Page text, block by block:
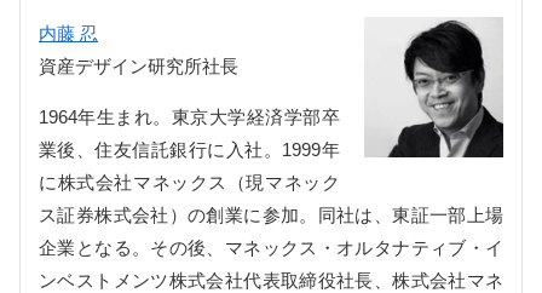
内藤 忍
資産デザイン研究所社長
1964年生まれ。東京大学経済学部卒
業後、住友信託銀行に入社。1999年
に株式会社マネックス（現マネック
ス証券株式会社）の創業に参加。同社は、東証一部上場
企業となる。その後、マネックス・オルタナティブ・イ
ンベストメンツ株式会社代表取締役社長、株式会社マネ